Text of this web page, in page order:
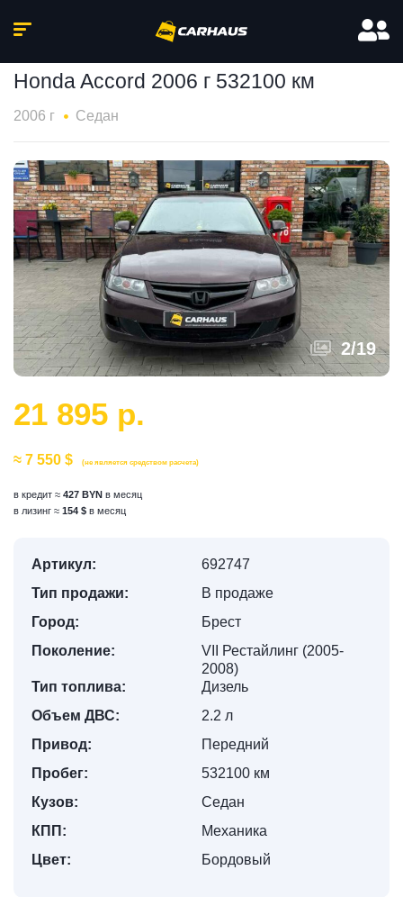
Honda Accord 2006 г 532100 км
2006 г Седан
2/19
21 895 р.
≈ 7 550 $ (не является средством расчета)
в кредит ≈ 427 BYN в месяц
в лизинг ≈ 154 $ в месяц
Артикул:
692747
Тип продажи:
В продаже
Город:
Брест
Поколение:
VII Рестайлинг (2005-
2008)
Тип топлива:
Дизель
Объем ДВС:
2.2 л
Привод:
Передний
Пробег:
532100 км
Кузов:
Седан
КПП:
Механика
Цвет:
Бордовый